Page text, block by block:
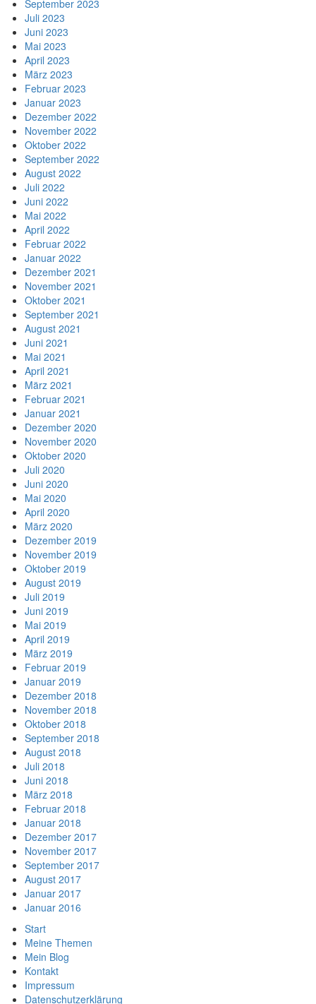
September 2023
Juli 2023
Juni 2023
Mai 2023
April 2023
März 2023
Februar 2023
Januar 2023
Dezember 2022
November 2022
Oktober 2022
September 2022
August 2022
Juli 2022
Juni 2022
Mai 2022
April 2022
Februar 2022
Januar 2022
Dezember 2021
November 2021
Oktober 2021
September 2021
August 2021
Juni 2021
Mai 2021
April 2021
März 2021
Februar 2021
Januar 2021
Dezember 2020
November 2020
Oktober 2020
Juli 2020
Juni 2020
Mai 2020
April 2020
März 2020
Dezember 2019
November 2019
Oktober 2019
August 2019
Juli 2019
Juni 2019
Mai 2019
April 2019
März 2019
Februar 2019
Januar 2019
Dezember 2018
November 2018
Oktober 2018
September 2018
August 2018
Juli 2018
Juni 2018
März 2018
Februar 2018
Januar 2018
Dezember 2017
November 2017
September 2017
August 2017
Januar 2017
Januar 2016
Start
Meine Themen
Mein Blog
Kontakt
Impressum
Datenschutzerklärung